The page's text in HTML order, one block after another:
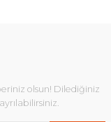
olsun! Dilediğiniz